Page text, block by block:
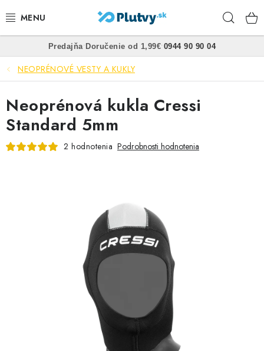
na
PLÁVANIE
ŠNORCHLOVANIE
FREEDIVING
SPEARFISHING
VŠETKO PRE DETI
HRAČKY DO VODY
Predajňa• Doručenie od 1,99€• 0944 90 90 04
NEOPRÉNOVÉ VESTY A KUKLY
Neoprénová kukla Cressi
Standard 5mm
2 hodnotenia Podrobnosti hodnotenia